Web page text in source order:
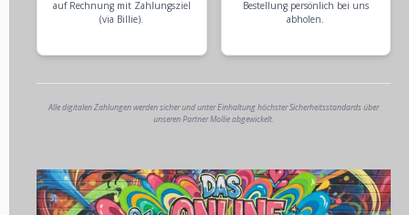
auf Rechnung mit Zahlungsziel
(via Billie).
Bestellung persönlich bei uns
abholen.
Alle digitalen Zahlungen werden sicher und unter Einhaltung höchster Sicherheitsstandards über
unseren Partner Mollie abgewickelt.